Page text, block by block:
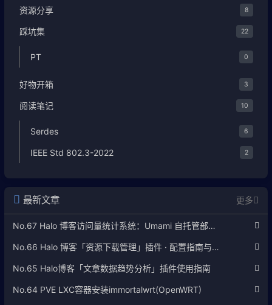
资源分享 8
踩坑集 22
PT 0
好物开箱 3
阅读笔记 10
Serdes 6
IEEE Std 802.3-2022 2
最新文章 更多
No.67 Halo 博客访问量统计系统：Umami 自托管部署完整教程
No.66 Halo 博客「资源下载管理」插件 · 配置指南与使用说明
No.65 Halo博客「文章数据趋势分析」插件使用指南
No.64 PVE LXC容器安装immortalwrt(OpenWRT)